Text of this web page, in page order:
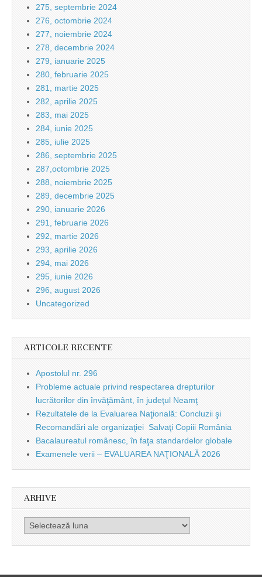
275, septembrie 2024
276, octombrie 2024
277, noiembrie 2024
278, decembrie 2024
279, ianuarie 2025
280, februarie 2025
281, martie 2025
282, aprilie 2025
283, mai 2025
284, iunie 2025
285, iulie 2025
286, septembrie 2025
287,octombrie 2025
288, noiembrie 2025
289, decembrie 2025
290, ianuarie 2026
291, februarie 2026
292, martie 2026
293, aprilie 2026
294, mai 2026
295, iunie 2026
296, august 2026
Uncategorized
ARTICOLE RECENTE
Apostolul nr. 296
Probleme actuale privind respectarea drepturilor
lucrătorilor din învăţământ, în judeţul Neamţ
Rezultatele de la Evaluarea Naţională: Concluzii şi
Recomandări ale organizaţiei Salvaţi Copiii România
Bacalaureatul românesc, în faţa standardelor globale
Examenele verii – EVALUAREA NAŢIONALĂ 2026
ARHIVE
Arhive